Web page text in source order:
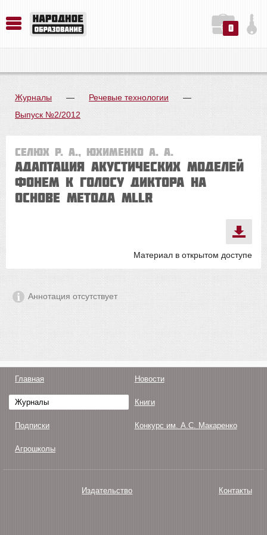
0
Журналы — Речевые технологии
—
Выпуск №2/2012
Селюх Р. А., Юхименко А. А.
Адаптация акустических моделей
фонем к голосу диктора на
основе метода MLLR
Материал в открытом доступе
Аннотация отсутствует
Главная Новости
Журналы Книги
Подписки Конкурс им. А.С. Макаренко
Агрошколы
Издательство Контакты